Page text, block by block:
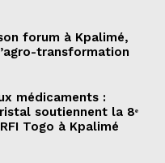
forum à Kpalimé,
transformation
médicaments :
soutiennent la 8ᵉ
Togo à Kpalimé